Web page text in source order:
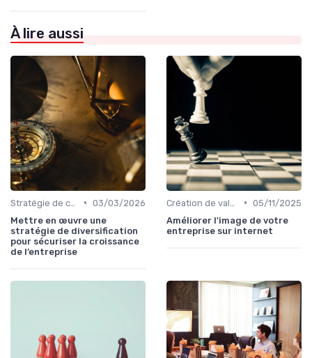
À lire aussi
• 03/03/2026
Mettre en œuvre une
stratégie de diversification
pour sécuriser la croissance
de l’entreprise
• 05/11/2025
Améliorer l'image de votre
entreprise sur internet